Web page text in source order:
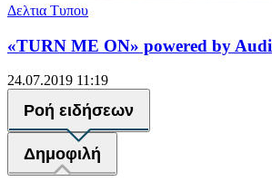
Δελτια Τυπου
«TURN ME ON» powered by Audi
24.07.2019 11:19
Ροή ειδήσεων
Δημοφιλή